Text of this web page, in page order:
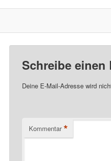
Schreibe einen
Deine E-Mail-Adresse wird
Kommentar *